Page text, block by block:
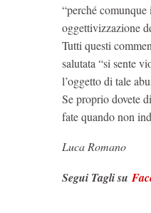
“perché
oggettivizzazione
Tutti questi
salutata “si sente
l’oggetto di tale
Se proprio dovete
fate quando non
Luca Romano
Segui Tagli su